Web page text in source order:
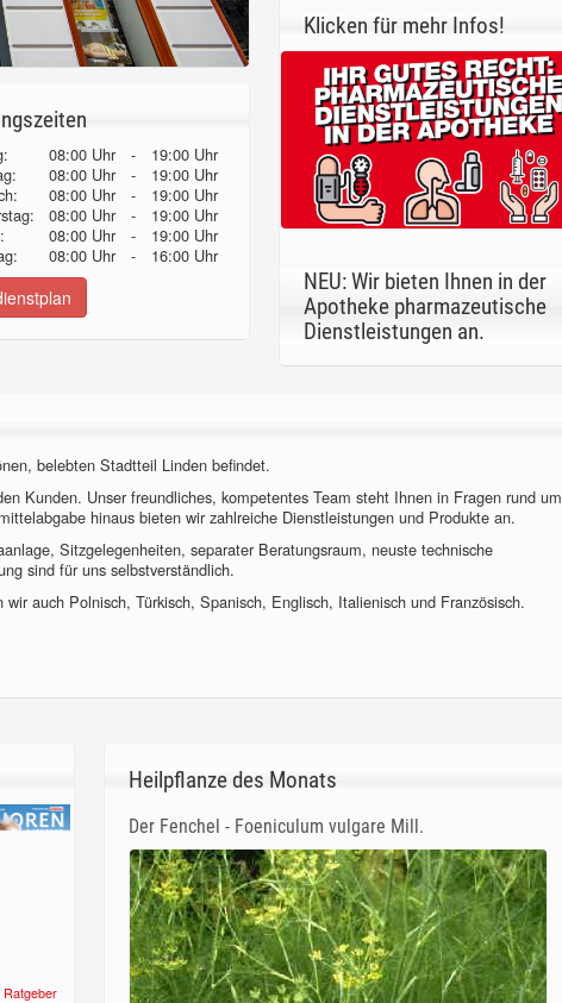
08:00 Uhr -
19:00 Uhr
08:00 Uhr -
19:00 Uhr
08:00 Uhr -
19:00 Uhr
08:00 Uhr -
19:00 Uhr
08:00 Uhr -
19:00 Uhr
08:00 Uhr - 16:00 Uhr
Klicken für mehr Infos!
NEU: Wir bieten Ihnen in der
Apotheke pharmazeutische
Dienstleistungen an.
belebten Stadtteil Linden befindet.
Kunden. Unser freundliches, kompetentes Team steht Ihnen in Fragen rund um
hinaus bieten wir zahlreiche Dienstleistungen und Produkte an.
Sitzgelegenheiten, separater Beratungsraum, neuste technische
sind für uns selbstverständlich.
auch Polnisch, Türkisch, Spanisch, Englisch, Italienisch und Französisch.
Ratgeber
Heilpflanze des Monats
Der Fenchel - Foeniculum vulgare Mill.